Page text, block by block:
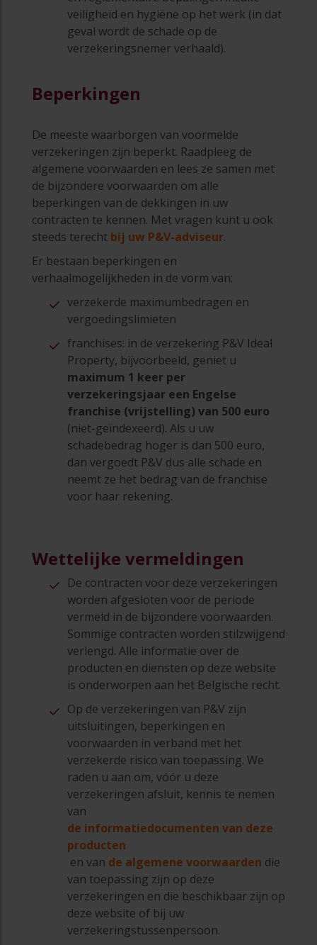
veiligheid en hygiëne op het werk (in dat
geval wordt de schade op de
verzekeringsnemer verhaald).
Beperkingen
De meeste waarborgen van voormelde
verzekeringen zijn beperkt. Raadpleeg de
algemene voorwaarden en lees ze samen met
de bijzondere voorwaarden om alle
beperkingen van de dekkingen in uw
contracten te kennen. Met vragen kunt u ook
steeds terecht bij uw P&V-adviseur.
Er bestaan beperkingen en
verhaalmogelijkheden in de vorm van:
verzekerde maximumbedragen en
vergoedingslimieten
franchises: in de verzekering P&V Ideal
Property, bijvoorbeeld, geniet u
maximum 1 keer per
verzekeringsjaar een Engelse
franchise (vrijstelling) van 500 euro
(niet-geïndexeerd). Als u uw
schadebedrag hoger is dan 500 euro,
dan vergoedt P&V dus alle schade en
neemt ze het bedrag van de franchise
voor haar rekening.
Wettelijke vermeldingen
De contracten voor deze verzekeringen
worden afgesloten voor de periode
vermeld in de bijzondere voorwaarden.
Sommige contracten worden stilzwijgend
verlengd. Alle informatie over de
producten en diensten op deze website
is onderworpen aan het Belgische recht.
Op de verzekeringen van P&V zijn
uitsluitingen, beperkingen en
voorwaarden in verband met het
verzekerde risico van toepassing. We
raden u aan om, vóór u deze
verzekeringen afsluit, kennis te nemen
van
de informatiedocumenten van deze
producten
en van de algemene voorwaarden die
van toepassing zijn op deze
verzekeringen en die beschikbaar zijn op
deze website of bij uw
verzekeringstussenpersoon.